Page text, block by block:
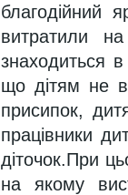
благодійний
витратили
знаходиться
що дітям не
присипок,
працівники
діточок.При
на якому